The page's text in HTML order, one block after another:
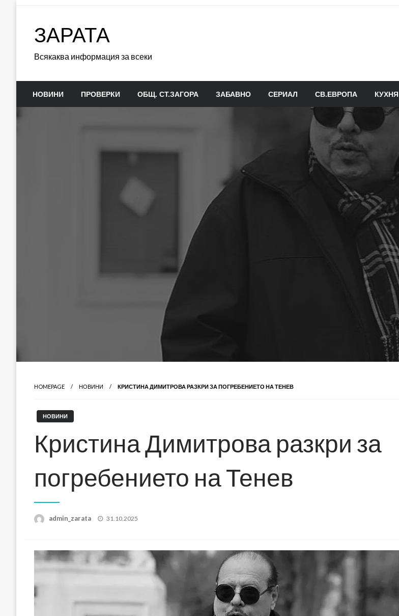
ЗАРАТА
Всякаква информация за всеки
НОВИНИ ПРОВЕРКИ ОБЩ. СТ.ЗАГОРА ЗАБАВНО СЕРИАЛ СВ.ЕВРОПА КУХНЯ
HOMEPAGE НОВИНИ КРИСТИНА ДИМИТРОВА РАЗКРИ ЗА ПОГРЕБЕНИЕТО НА ТЕНЕВ
НОВИНИ
Кристина Димитрова разкри за
погребението на Тенев
admin_zarata
Posted
31.10.2025